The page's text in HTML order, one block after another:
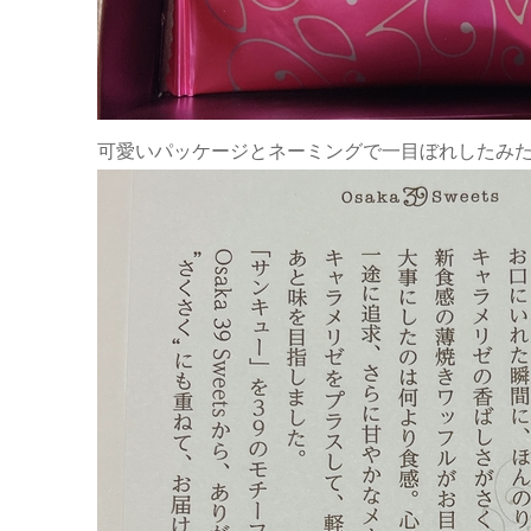
可愛いパッケージとネーミングで一目ぼれしたみ